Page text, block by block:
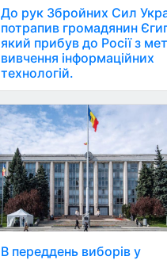
До рук Збройних Сил
потрапив громадянин
який прибув до Росії з
вивчення інформаційних
технологій.
В переддень виборів у